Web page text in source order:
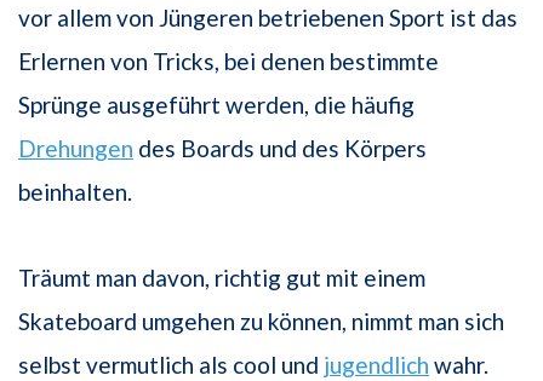
vor allem von Jüngeren betriebenen Sport ist das
Erlernen von Tricks, bei denen bestimmte
Sprünge ausgeführt werden, die häufig
Drehungen des Boards und des Körpers
beinhalten.
Träumt man davon, richtig gut mit einem
Skateboard umgehen zu können, nimmt man sich
selbst vermutlich als cool und jugendlich wahr.